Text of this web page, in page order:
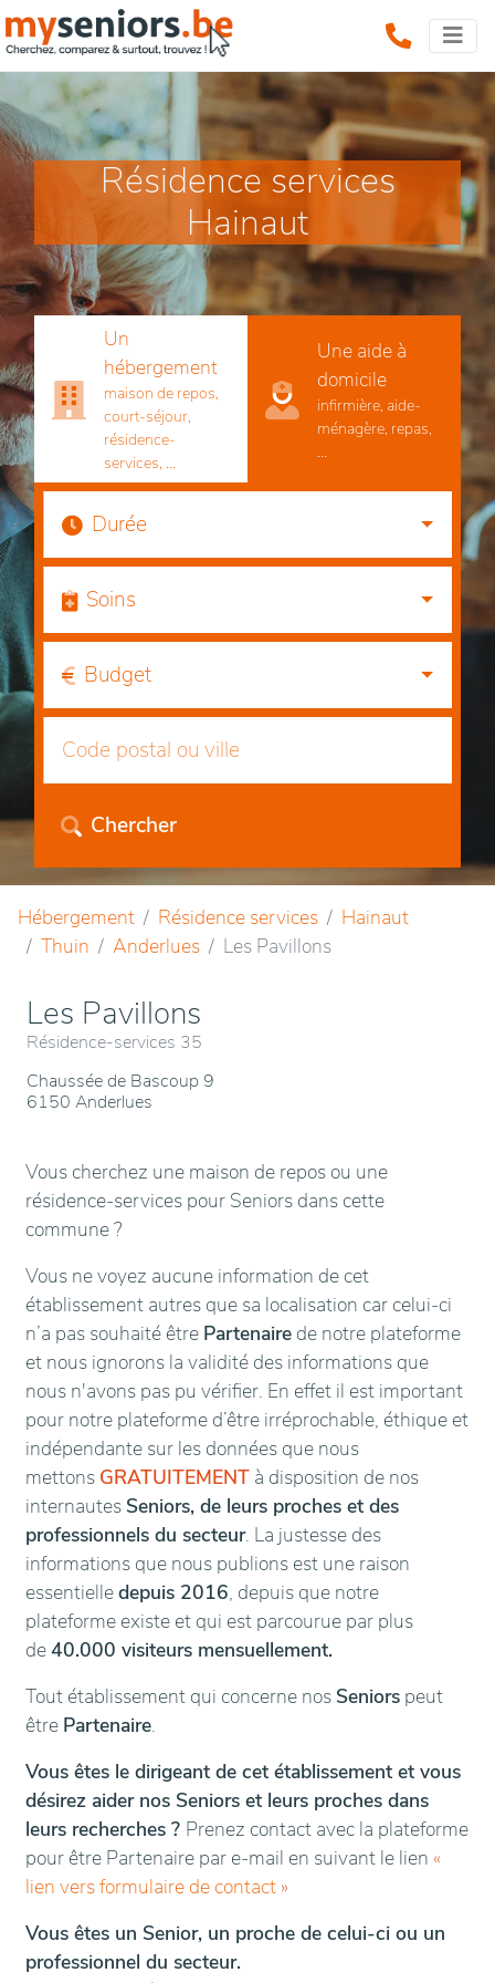
Résidence services
Hainaut
Un
hébergement
maison de repos,
court-séjour,
résidence-
services, ...
Une aide à
domicile
infirmière, aide-
ménagère, repas,
...
Durée
Soins
Budget
Chercher
Hébergement Résidence services
Hainaut
Thuin
Anderlues Les Pavillons
Les Pavillons
Résidence-services 35
Chaussée de Bascoup 9
6150 Anderlues
Vous cherchez une maison de repos ou une
résidence-services pour Seniors dans cette
commune ?
Vous ne voyez aucune information de cet
établissement autres que sa localisation car celui-ci
n’a pas souhaité être Partenaire de notre plateforme
et nous ignorons la validité des informations que
nous n'avons pas pu vérifier. En effet il est important
pour notre plateforme d’être irréprochable, éthique et
indépendante sur les données que nous
mettons GRATUITEMENT à disposition de nos
internautes Seniors, de leurs proches et des
professionnels du secteur. La justesse des
informations que nous publions est une raison
essentielledepuis 2016, depuis que notre
plateforme existe et qui est parcourue par plus
de40.000 visiteurs mensuellement.
Tout établissement qui concerne nos Seniors peut
être Partenaire.
Vous êtes le dirigeant de cet établissement et vous
désirez aider nos Seniors et leurs proches dans
leurs recherches ? Prenez contact avec la plateforme
pour être Partenaire par e-mail en suivant le lien «
lien vers formulaire de contact »
Vous êtes un Senior, un proche de celui-ci ou un
professionnel du secteur.